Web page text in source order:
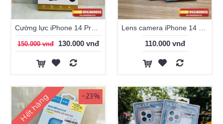
150.000 vnđ 130.000 vnđ 110.000 vnđ
-23%
Hết hàng